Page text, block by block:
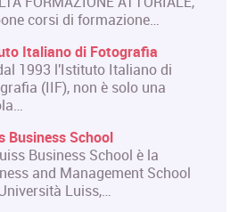
corsi di formazione…
Italiano di Fotografia
1993 l'Istituto Italiano di
(IIF), non è solo una
Business School
Business School è la
and Management School
Luiss,…